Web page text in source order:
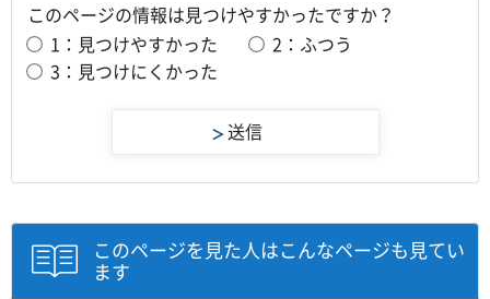
このページの情報は見つけやすかったですか？
1：見つけやすかった
2：ふつう
3：見つけにくかった
このページを見た人はこんなページも見てい
ます